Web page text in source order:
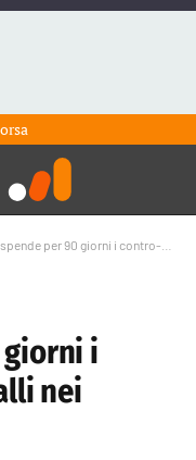
per 90 giorni i contro-dazi sui metalli nei confronti degli USA
giorni i
nei